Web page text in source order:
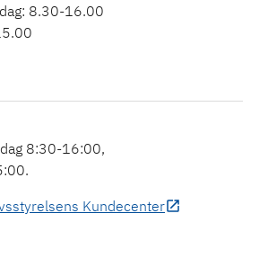
8.30-16.00
8:30-16:00,
Kundecenter